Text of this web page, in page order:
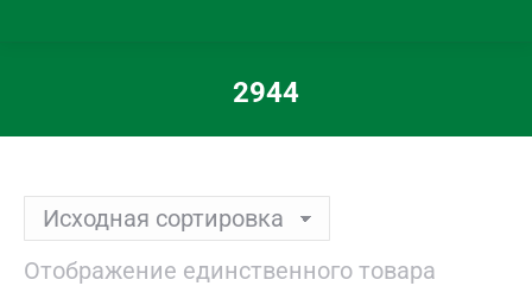
2944
Вы здесь:
Отображение единственного товара